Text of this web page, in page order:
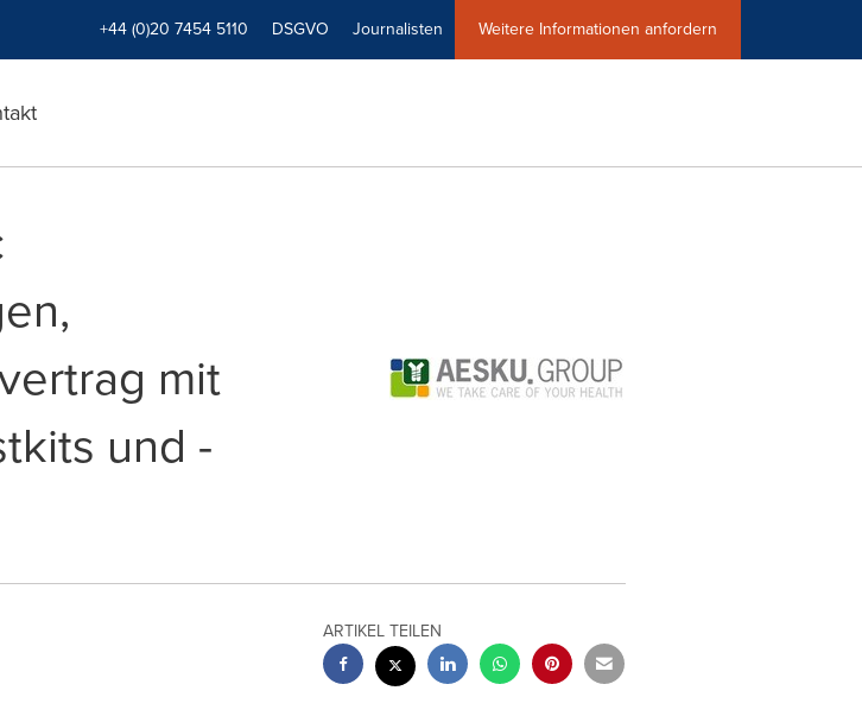
+44 (0)20 7454 5110 DSGVO Journalisten Weitere Informationen anfordern
mit
und -
ARTIKEL TEILEN